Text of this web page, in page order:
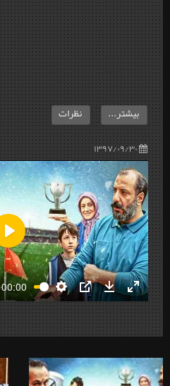
۱۳۹۷/۰۹/۳۰
بیشتر... نظرات
00:00
Settings
PIP Download
Enter
Play